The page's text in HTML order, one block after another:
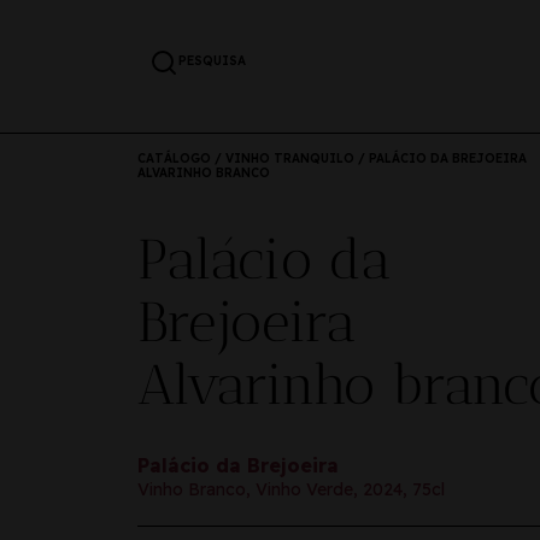
PESQUISA
CATÁLOGO / VINHO TRANQUILO / PALÁCIO DA BREJOEIRA
ALVARINHO BRANCO
Palácio da
Brejoeira
Alvarinho